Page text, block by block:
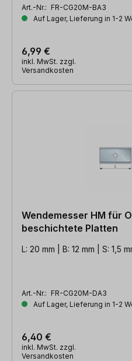
Art.-Nr.: FR-CG20M-BA3
Auf Lager, Lieferung in 1-2
6,99 €
inkl. MwSt. zzgl.
Versandkosten
Wendemesser HM für
beschichtete Platten
L: 20 mm | B: 12 mm | S: 1,5
Art.-Nr.: FR-CG20M-DA3
Auf Lager, Lieferung in 1-2
6,40 €
inkl. MwSt. zzgl.
Versandkosten